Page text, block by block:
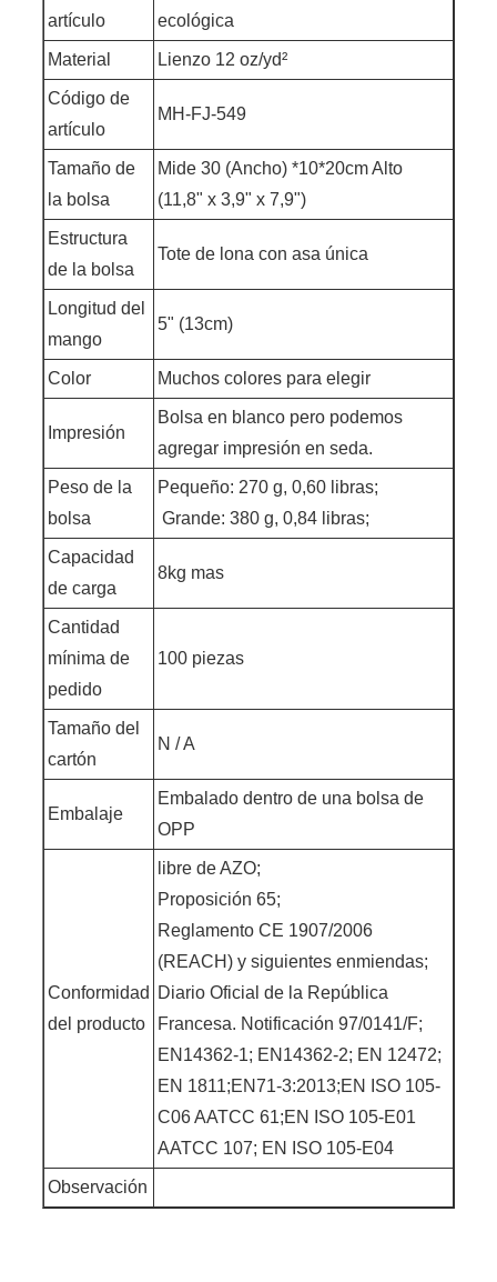
artículo
ecológica
Material Lienzo 12 oz/yd²
Código de
artículo
MH-FJ-549
Tamaño de
la bolsa
Mide 30 (Ancho) *10*20cm Alto
(11,8" x 3,9" x 7,9")
Estructura
de la bolsa
Tote de lona con asa única
Longitud del
mango
5" (13cm)
Color Muchos colores para elegir
Impresión
Bolsa en blanco pero podemos
agregar impresión en seda.
Peso de la
bolsa
Pequeño: 270 g, 0,60 libras;
Grande: 380 g, 0,84 libras;
Capacidad
de carga
8kg mas
Cantidad
mínima de
pedido
100 piezas
Tamaño del
cartón
N / A
Embalaje
Embalado dentro de una bolsa de
OPP
Conformidad
del producto
libre de AZO;
Proposición 65;
Reglamento CE 1907/2006
(REACH) y siguientes enmiendas;
Diario Oficial de la República
Francesa. Notificación 97/0141/F;
EN14362-1; EN14362-2; EN 12472;
EN 1811;EN71-3:2013;EN ISO 105-
C06 AATCC 61;EN ISO 105-E01
AATCC 107; EN ISO 105-E04
Observación